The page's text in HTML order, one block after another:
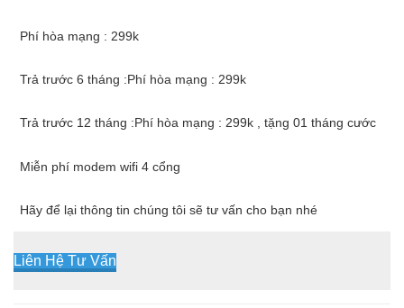
Phí hòa mạng : 299k
Trả trước 6 tháng :Phí hòa mạng : 299k
Trả trước 12 tháng :Phí hòa mạng : 299k , tặng 01 tháng cước
Miễn phí modem wifi 4 cổng
Hãy để lại thông tin chúng tôi sẽ tư vấn cho bạn nhé
Liên Hệ Tư Vấn